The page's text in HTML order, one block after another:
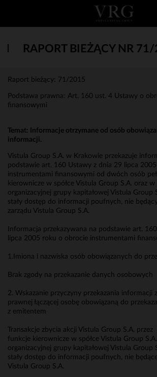
RAPORT BIEŻĄCY NR
Raport bieżący: 71/2015
Podstawa prawna: Art. 160 ust. 4 Ustawy o
finansowymi
Temat: Informacje otrzymane od osób
informacji.
Vistula Group S.A. w Krakowie przekazuje
podstawie art. 160 Ustawy z dnia 29 lipca
instrumentami finansowymi od dwóch osób
kierownicze w spółce Vistula Group S.A. oraz
organizacyjnej grupy kapitałowej Vistula Group
stały dostęp do informacji poufnych, nie
zarządu Vistula Group S.A.
Informacja przekazywana na podstawie art.
lipca 2005 roku o obrocie instrumentami
1.Imiona i nazwiska osób obowiązanych do
Brak zgody na przekazanie danych osobowych
2. Wskazanie przyczyny przekazania informacji
prawnej łączącej osobę obowiązaną do
z emitentem
Transakcje zbycia akcji Vistula Group S.A.
funkcje kierownicze w spółce Vistula Group
organizacyjnej grupy kapitałowej Vistula Group
stały dostęp do informacji poufnych, nie
Vistula Group S.A.